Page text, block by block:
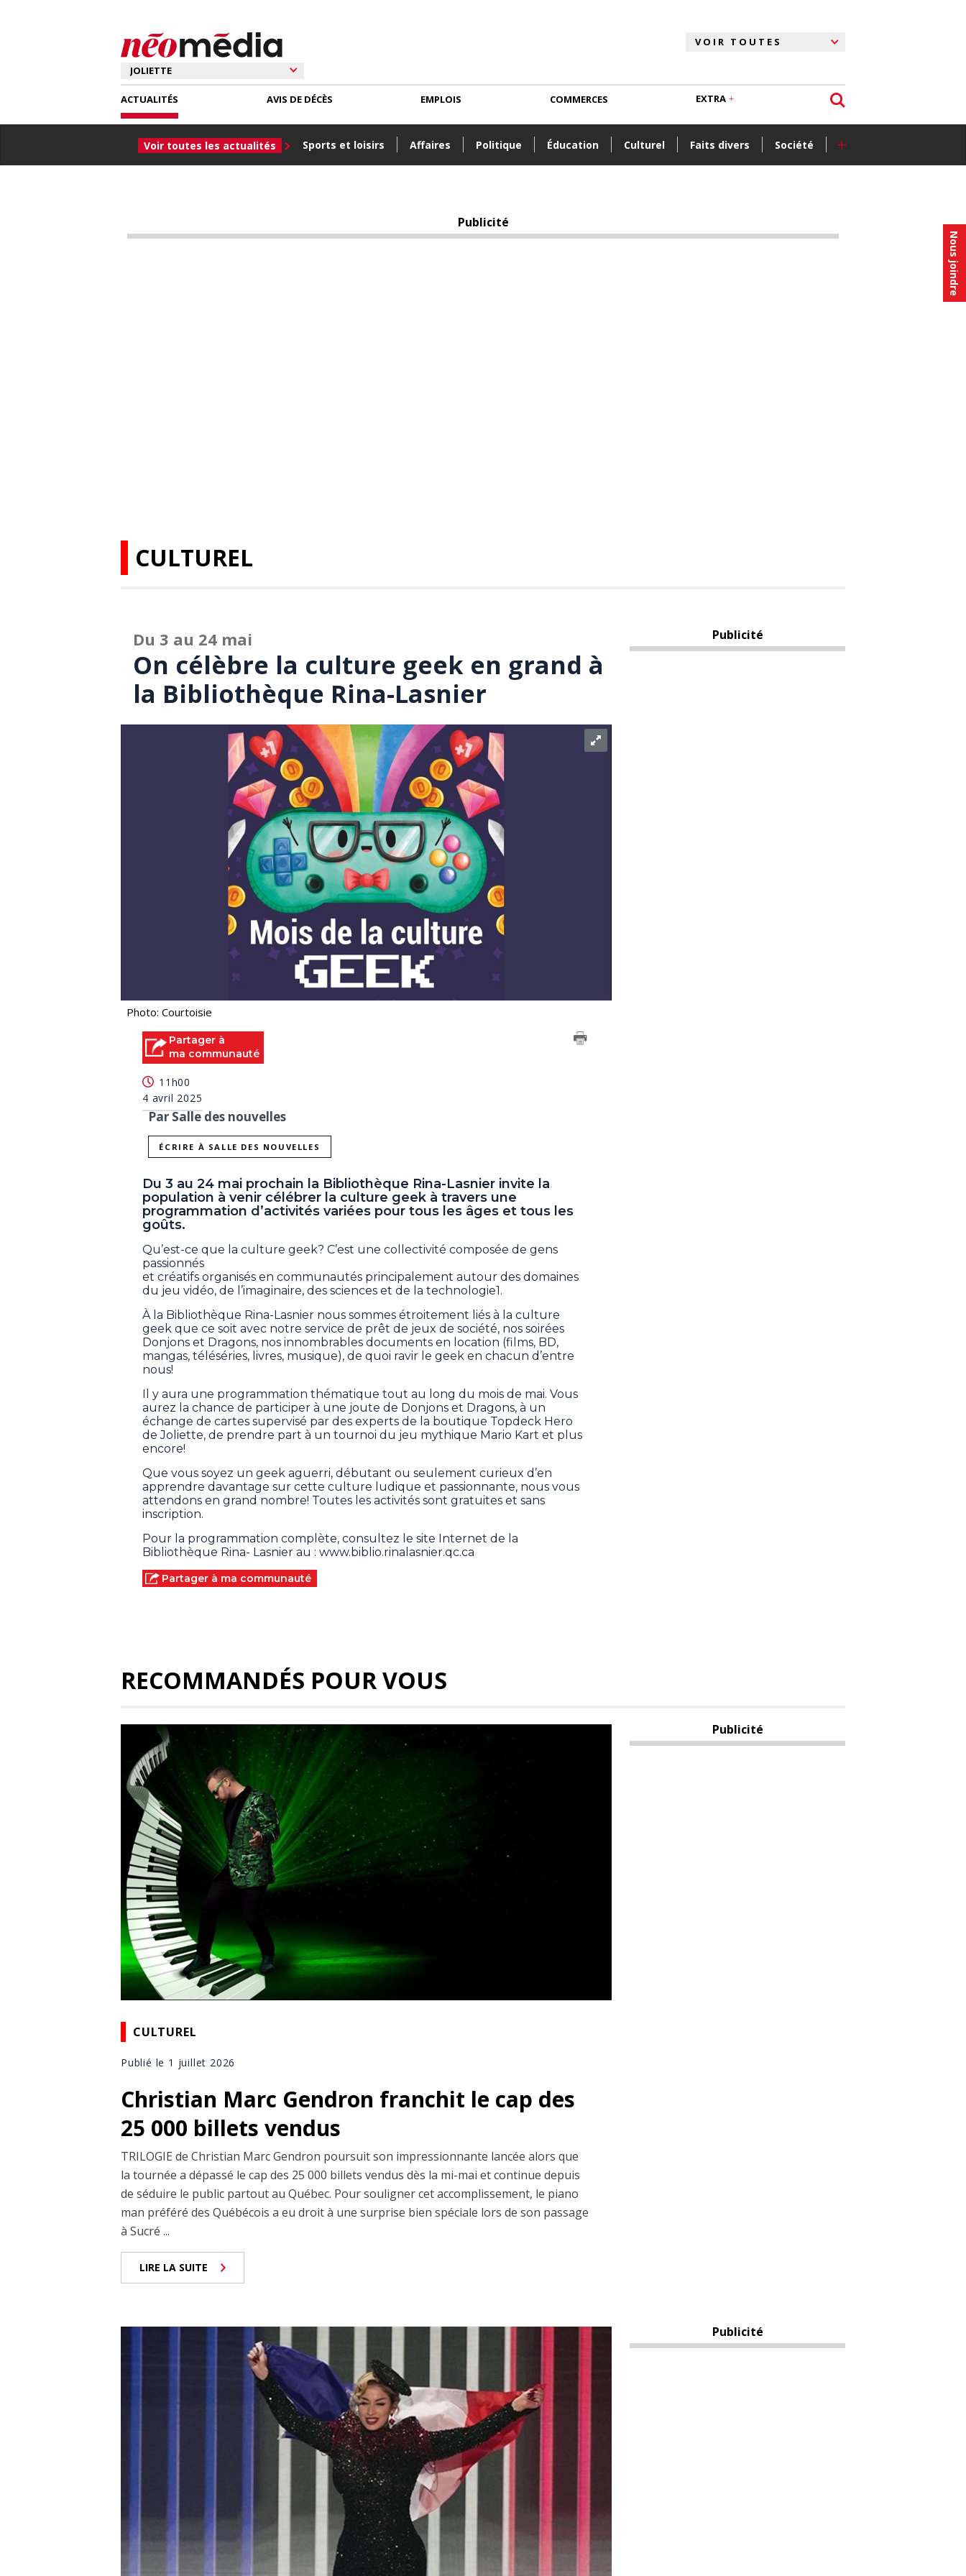
Nous joindre
ACTUALITÉS
Voir toutes les actualités Sports et loisirs Affaires Politique Éducation Culturel Faits divers Société +
AVIS DE DÉCÈS EMPLOIS COMMERCES EXTRA
Publicité
CULTUREL
Du 3 au 24 mai
On célèbre la culture geek en grand à
la Bibliothèque Rina-Lasnier
Photo: Courtoisie
Partager à
ma communauté
11h00
4 avril 2025
Par Salle des nouvelles
ÉCRIRE À SALLE DES NOUVELLES
Du 3 au 24 mai prochain la Bibliothèque Rina-Lasnier invite la
population à venir célébrer la culture geek à travers une
programmation d’activités variées pour tous les âges et tous les
goûts.
Qu’est-ce que la culture geek? C’est une collectivité composée de gens
passionnés
et créatifs organisés en communautés principalement autour des domaines
du jeu vidéo, de l’imaginaire, des sciences et de la technologie1.
À la Bibliothèque Rina-Lasnier nous sommes étroitement liés à la culture
geek que ce soit avec notre service de prêt de jeux de société, nos soirées
Donjons et Dragons, nos innombrables documents en location (films, BD,
mangas, téléséries, livres, musique), de quoi ravir le geek en chacun d’entre
nous!
Il y aura une programmation thématique tout au long du mois de mai. Vous
aurez la chance de participer à une joute de Donjons et Dragons, à un
échange de cartes supervisé par des experts de la boutique Topdeck Hero
de Joliette, de prendre part à un tournoi du jeu mythique Mario Kart et plus
encore!
Que vous soyez un geek aguerri, débutant ou seulement curieux d’en
apprendre davantage sur cette culture ludique et passionnante, nous vous
attendons en grand nombre! Toutes les activités sont gratuites et sans
inscription.
Pour la programmation complète, consultez le site Internet de la
Bibliothèque Rina- Lasnier au : www.biblio.rinalasnier.qc.ca
Partager à ma communauté
Publicité
RECOMMANDÉS POUR VOUS
CULTUREL
Publié le 1 juillet 2026
Christian Marc Gendron franchit le cap des
25 000 billets vendus
TRILOGIE de Christian Marc Gendron poursuit son impressionnante lancée alors que
la tournée a dépassé le cap des 25 000 billets vendus dès la mi-mai et continue depuis
de séduire le public partout au Québec. Pour souligner cet accomplissement, le piano
man préféré des Québécois a eu droit à une surprise bien spéciale lors de son passage
à Sucré ...
LIRE LA SUITE
Publicité
Publicité